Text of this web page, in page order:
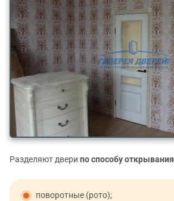
Разделяют двери по способу открывания
поворотные (рото);